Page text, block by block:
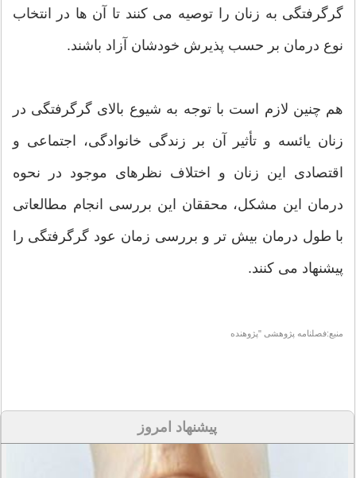
گرگرفتگی به زنان را توصیه می کنند تا آن ها در انتخاب
نوع درمان بر حسب پذیرش خودشان آزاد باشند.
هم چنین لازم است با توجه به شیوع بالای گرگرفتگی در
زنان یائسه و تأثیر آن بر زندگی خانوادگی، اجتماعی و
اقتصادی این زنان و اختلاف نظرهای موجود در نحوه
درمان این مشكل، محققان این بررسی انجام مطالعاتی
با طول درمان بیش تر و بررسی زمان عود گرگرفتگی را
پیشنهاد می کنند.
منبع:فصلنامه پژوهشی "پژوهنده
پیشنهاد امروز